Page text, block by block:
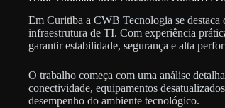
Em Curitiba a CWB Tecnologia se destaca
infraestrutura de TI. Com experiência
garantir estabilidade, segurança e alta
O trabalho começa com uma análise
conectividade, equipamentos
desempenho do ambiente tecnológico.